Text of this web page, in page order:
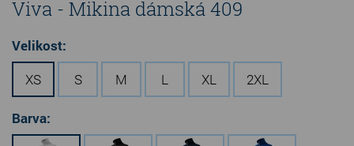
Viva - Mikina dámská 409
Velikost:
XS
S M L XL 2XL
Barva: